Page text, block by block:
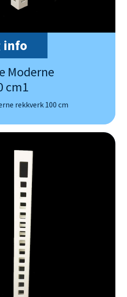
info
Moderne
cm1
rekkverk 100 cm